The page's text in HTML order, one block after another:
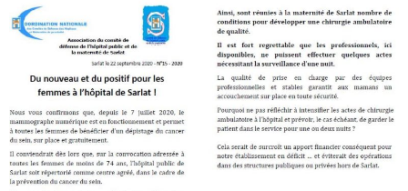
positif
pour
les
femmes
à
!